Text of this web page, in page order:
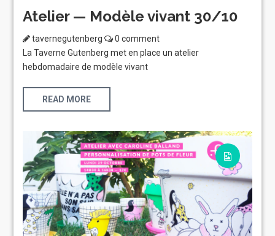
Atelier — Modèle vivant 30/10
tavernegutenberg
0 comment
La Taverne Gutenberg met en place un atelier
hebdomadaire de modèle vivant
READ MORE